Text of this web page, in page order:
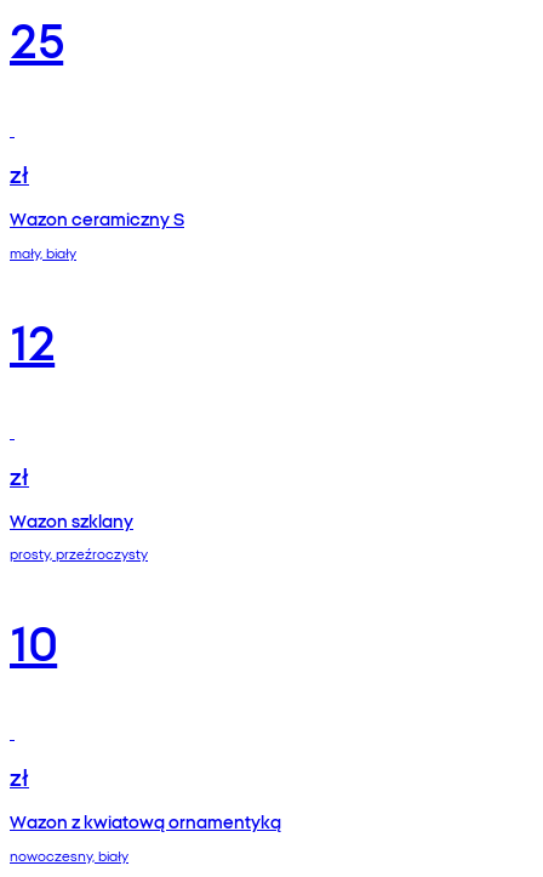
25
zł
Wazon ceramiczny S
mały, biały
12
zł
Wazon szklany
prosty, przeźroczysty
10
zł
Wazon z kwiatową ornamentyką
nowoczesny, biały